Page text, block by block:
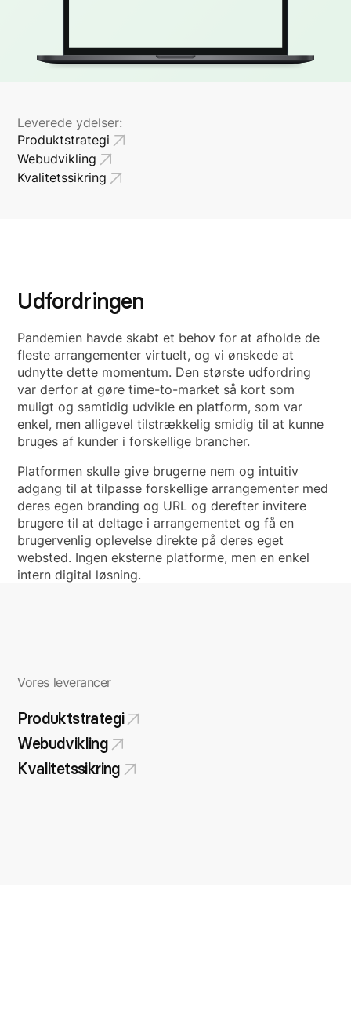
Leverede ydelser:
Produktstrategi
Webudvikling
Kvalitetssikring
Udfordringen
Pandemien havde skabt et behov for at afholde de
fleste arrangementer virtuelt, og vi ønskede at
udnytte dette momentum. Den største udfordring
var derfor at gøre time-to-market så kort som
muligt og samtidig udvikle en platform, som var
enkel, men alligevel tilstrækkelig smidig til at kunne
bruges af kunder i forskellige brancher.
Platformen skulle give brugerne nem og intuitiv
adgang til at tilpasse forskellige arrangementer med
deres egen branding og URL og derefter invitere
brugere til at deltage i arrangementet og få en
brugervenlig oplevelse direkte på deres eget
websted. Ingen eksterne platforme, men en enkel
intern digital løsning.
Vores leverancer
Produktstrategi
Webudvikling
Kvalitetssikring